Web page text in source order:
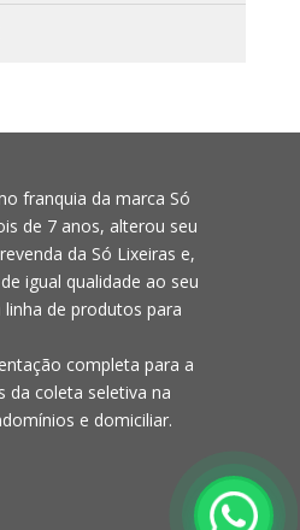
franquia da marca Só
de 7 anos, alterou seu
da Só Lixeiras e,
igual qualidade ao seu
de produtos para
completa para a
da coleta seletiva na
e domiciliar.